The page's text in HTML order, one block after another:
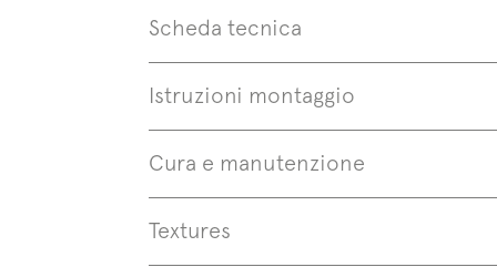
Scheda tecnica
Istruzioni montaggio
Cura e manutenzione
Textures